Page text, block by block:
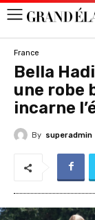
France
Bella
une robe
incarne
By superadmin